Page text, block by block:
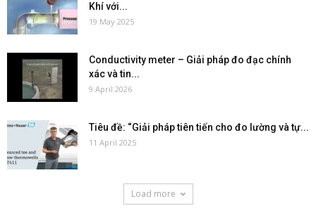
Khí với...
19 May 2025
Conductivity meter – Giải pháp đo đạc chính
xác và tin...
9 April 2026
Tiêu đề: “Giải pháp tiên tiến cho đo lường và tự...
11 April 2025
Load more